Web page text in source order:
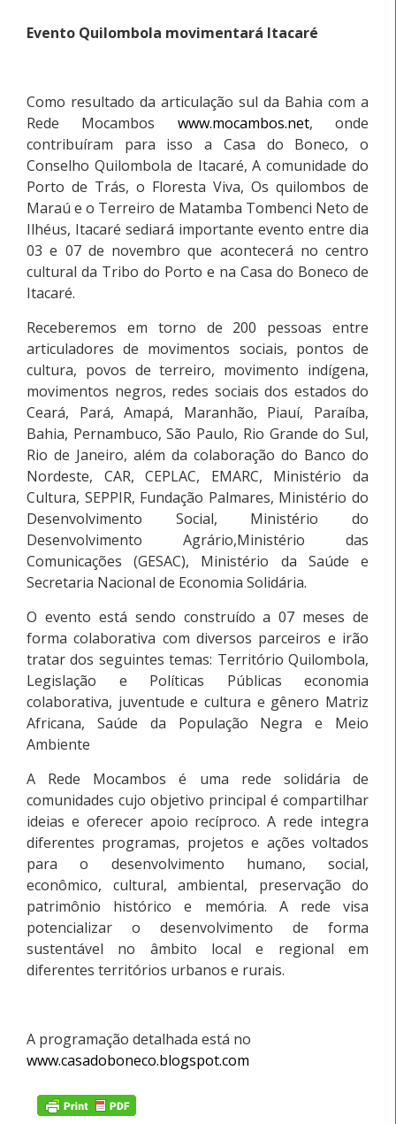
Evento Quilombola movimentará Itacaré
Como resultado da articulação sul da Bahia com a
Rede Mocambos www.mocambos.net, onde
contribuíram para isso a Casa do Boneco, o
Conselho Quilombola de Itacaré, A comunidade do
Porto de Trás, o Floresta Viva, Os quilombos de
Maraú e o Terreiro de Matamba Tombenci Neto de
Ilhéus, Itacaré sediará importante evento entre dia
03 e 07 de novembro que acontecerá no centro
cultural da Tribo do Porto e na Casa do Boneco de
Itacaré.
Receberemos em torno de 200 pessoas entre
articuladores de movimentos sociais, pontos de
cultura, povos de terreiro, movimento indígena,
movimentos negros, redes sociais dos estados do
Ceará, Pará, Amapá, Maranhão, Piauí, Paraíba,
Bahia, Pernambuco, São Paulo, Rio Grande do Sul,
Rio de Janeiro, além da colaboração do Banco do
Nordeste, CAR, CEPLAC, EMARC, Ministério da
Cultura, SEPPIR, Fundação Palmares, Ministério do
Desenvolvimento Social, Ministério do
Desenvolvimento Agrário,Ministério das
Comunicações (GESAC), Ministério da Saúde e
Secretaria Nacional de Economia Solidária.
O evento está sendo construído a 07 meses de
forma colaborativa com diversos parceiros e irão
tratar dos seguintes temas: Território Quilombola,
Legislação e Políticas Públicas economia
colaborativa, juventude e cultura e gênero Matriz
Africana, Saúde da População Negra e Meio
Ambiente
A Rede Mocambos é uma rede solidária de
comunidades cujo objetivo principal é compartilhar
ideias e oferecer apoio recíproco. A rede integra
diferentes programas, projetos e ações voltados
para o desenvolvimento humano, social,
econômico, cultural, ambiental, preservação do
patrimônio histórico e memória. A rede visa
potencializar o desenvolvimento de forma
sustentável no âmbito local e regional em
diferentes territórios urbanos e rurais.
A programação detalhada está no
www.casadoboneco.blogspot.com